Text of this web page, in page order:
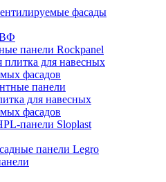
фасады
панели Rockpanel
плитка для навесных
фасадов
панели
для навесных
фасадов
панели Sloplast
панели Legro